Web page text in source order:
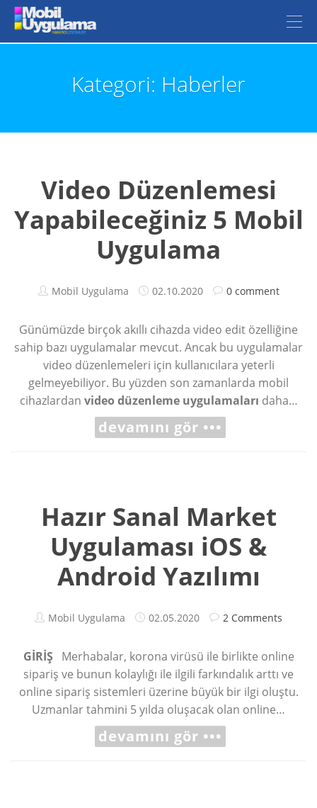
Kategori: Haberler
Video Düzenlemesi
Yapabileceğiniz 5 Mobil
Uygulama
Mobil Uygulama 02.10.2020 0 comment
Günümüzde birçok akıllı cihazda video edit özelliğine
sahip bazı uygulamalar mevcut. Ancak bu uygulamalar
video düzenlemeleri için kullanıcılara yeterli
gelmeyebiliyor. Bu yüzden son zamanlarda mobil
cihazlardan video düzenleme uygulamaları daha…
devamını gör •••
Hazır Sanal Market
Uygulaması iOS &
Android Yazılımı
Mobil Uygulama 02.05.2020 2 Comments
GİRİŞ Merhabalar, korona virüsü ile birlikte online
sipariş ve bunun kolaylığı ile ilgili farkındalık arttı ve
online sipariş sistemleri üzerine büyük bir ilgi oluştu.
Uzmanlar tahmini 5 yılda oluşacak olan online…
devamını gör •••